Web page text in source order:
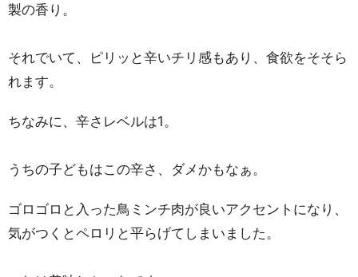
製の香り。
それでいて、ピリッと辛いチリ感もあり、食欲をそそら
れます。
ちなみに、辛さレベルは1。
うちの子どもはこの辛さ、ダメかもなぁ。
ゴロゴロと入った鳥ミンチ肉が良いアクセントになり、
気がつくとペロリと平らげてしまいました。